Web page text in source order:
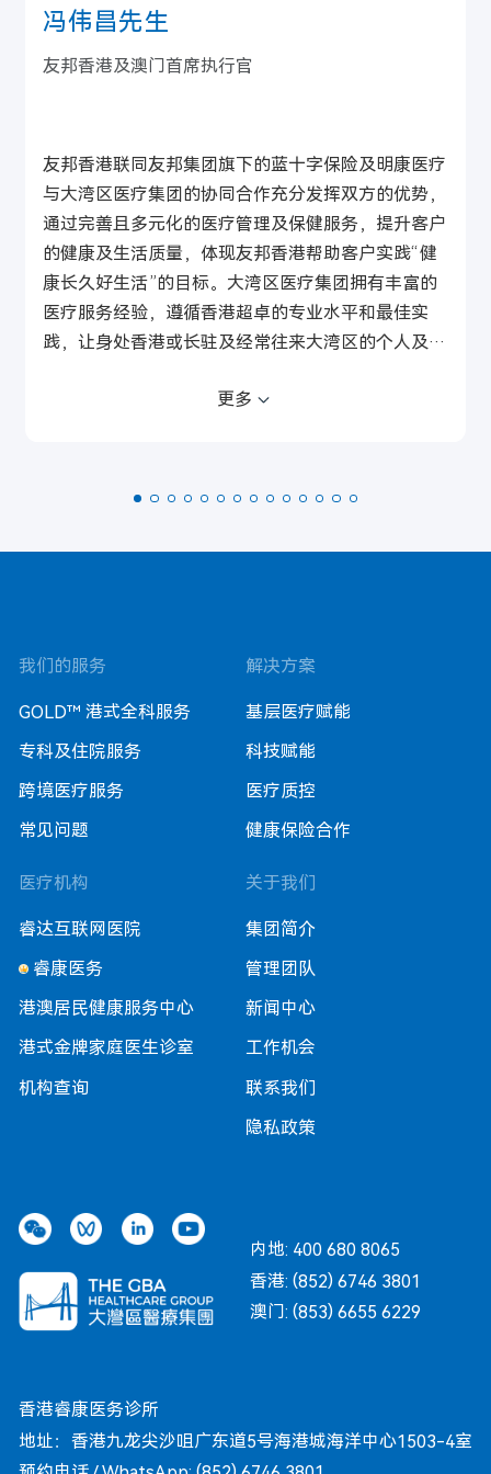
冯伟昌先生
友邦香港及澳门首席执行官
友邦香港联同友邦集团旗下的蓝十字保险及明康医疗
与大湾区医疗集团的协同合作充分发挥双方的优势，
通过完善且多元化的医疗管理及保健服务，提升客户
的健康及生活质量，体现友邦香港帮助客户实践“健
康长久好生活”的目标。大湾区医疗集团拥有丰富的
医疗服务经验，遵循香港超卓的专业水平和最佳实
践，让身处香港或长驻及经常往来大湾区的个人及团
与香港所采用水平一致的准则的医疗保健服务。
更多
内地: 400 680 8065
香港: (852) 6746 3801
澳门: (853) 6655 6229
我们的服务
GOLD™ 港式全科服务
专科及住院服务
跨境医疗服务
常见问题
解决方案
基层医疗赋能
科技赋能
医疗质控
健康保险合作
医疗机构
睿达互联网医院
睿康医务
港澳居民健康服务中心
港式金牌家庭医生诊室
机构查询
关于我们
集团简介
管理团队
新闻中心
工作机会
联系我们
隐私政策
香港睿康医务诊所
地址：香港九龙尖沙咀广东道5号海港城海洋中心1503-4室